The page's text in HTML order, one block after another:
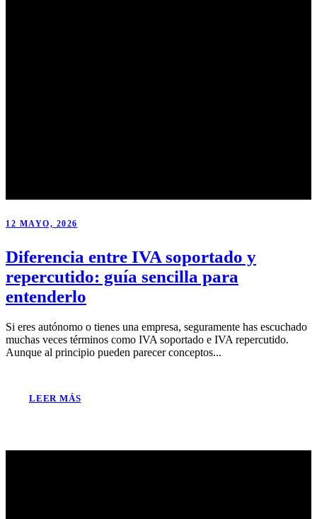
12 MAYO, 2026
Diferencia entre IVA soportado y
repercutido: guía sencilla para
entenderlo
Si eres autónomo o tienes una empresa, seguramente has escuchado
muchas veces términos como IVA soportado e IVA repercutido.
Aunque al principio pueden parecer conceptos...
LEER MÁS